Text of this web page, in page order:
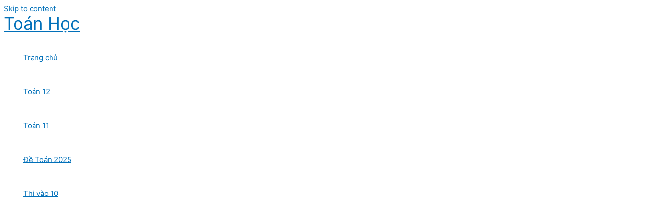
Skip to content
Toán Học
Trang chủ
Toán 12
Toán 11
Đề Toán 2025
Thi vào 10